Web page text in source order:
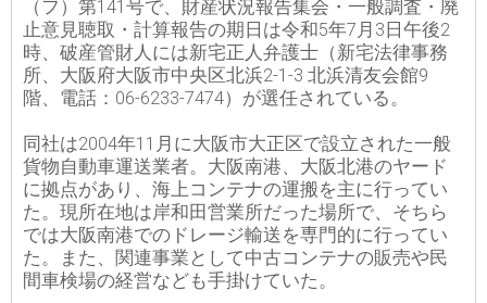
（フ）第141号で、財産状況報告集会・一般調査・廃
止意見聴取・計算報告の期日は令和5年7月3日午後2
時、破産管財人には新宅正人弁護士（新宅法律事務
所、大阪府大阪市中央区北浜2-1-3 北浜清友会館9
階、電話：06-6233-7474）が選任されている。
同社は2004年11月に大阪市大正区で設立された一般
貨物自動車運送業者。大阪南港、大阪北港のヤード
に拠点があり、海上コンテナの運搬を主に行ってい
た。現所在地は岸和田営業所だった場所で、そちら
では大阪南港でのドレージ輸送を専門的に行ってい
た。また、関連事業として中古コンテナの販売や民
間車検場の経営なども手掛けていた。